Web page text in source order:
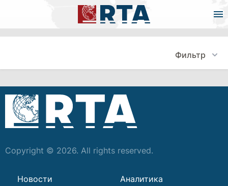
Фильтр
Copyright © 2026. All rights reserved.
Новости
Аналитика